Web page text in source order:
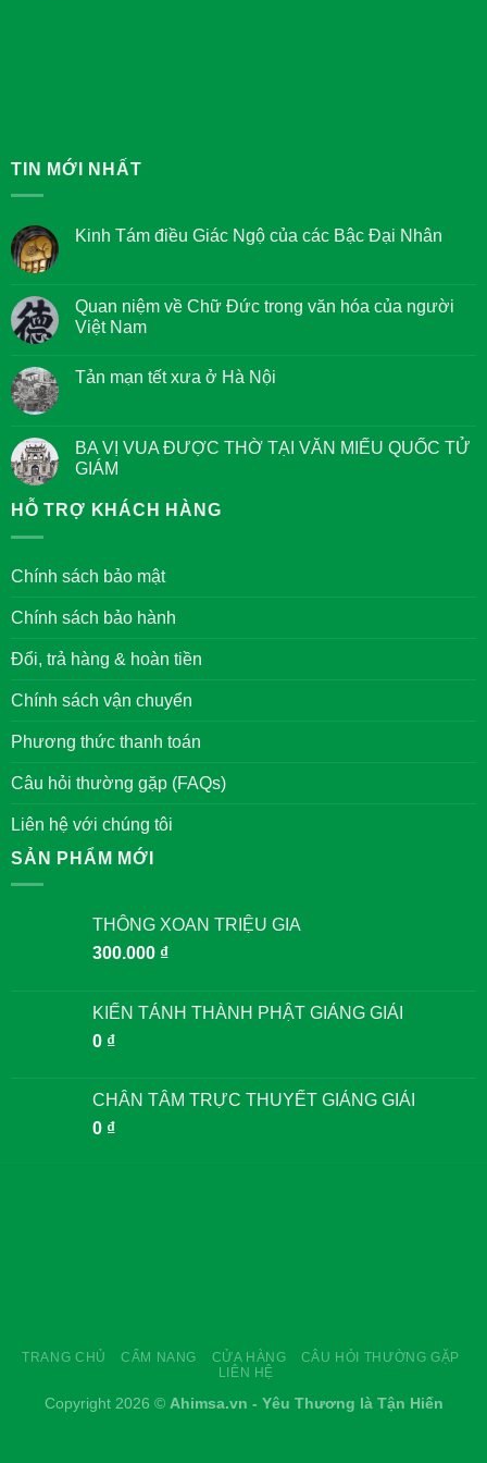
TIN MỚI NHẤT
Kinh Tám điều Giác Ngộ của các Bậc Đại Nhân
luận
ở
Kinh
Giác
Ngộ
Đại
Nhân
Quan niệm về Chữ Đức trong văn hóa của người
Việt Nam
bình
về
Chữ
Đức
văn
hóa
Nam
Tản mạn tết xưa ở Hà Nội
luận
ở
Tản
xưa
BA VỊ VUA ĐƯỢC THỜ TẠI VĂN MIẾU QUỐC TỬ
GIÁM
có
bình
VỊ
THỜ
MIẾU
GIÁM
HỖ TRỢ KHÁCH HÀNG
Chính sách bảo mật
Chính sách bảo hành
Đổi, trả hàng & hoàn tiền
Chính sách vận chuyển
Phương thức thanh toán
Câu hỏi thường gặp (FAQs)
Liên hệ với chúng tôi
SẢN PHẨM MỚI
THÔNG XOAN TRIỆU GIA
300.000 ₫
KIẾN TÁNH THÀNH PHẬT GIẢNG GIẢI
0 ₫
CHÂN TÂM TRỰC THUYẾT GIẢNG GIẢI
0 ₫
TRANG CHỦ CẨM NANG CỬA HÀNG
CÂU HỎI THƯỜNG GẶP
LIÊN HỆ
Copyright 2026 © Ahimsa.vn - Yêu Thương là Tận Hiến